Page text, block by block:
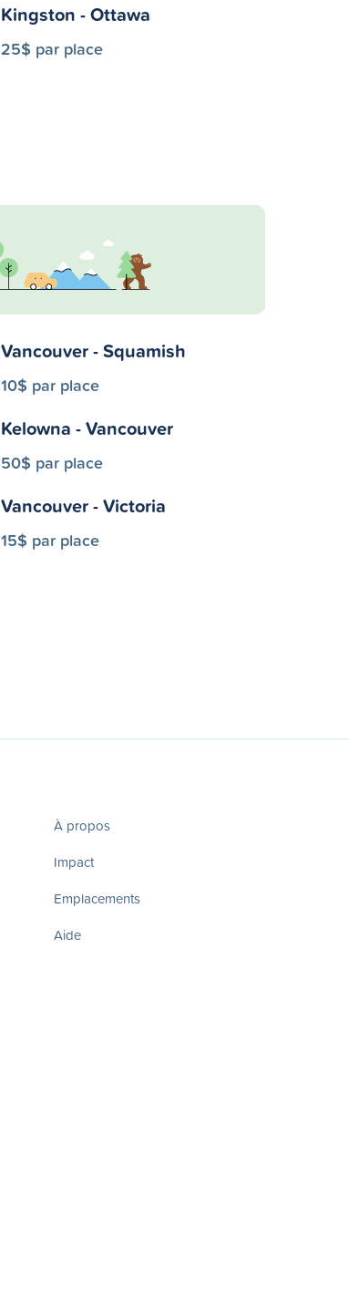
Kingston - Ottawa
25$ par place
Vancouver - Squamish
10$ par place
Kelowna - Vancouver
50$ par place
Vancouver - Victoria
15$ par place
À propos
Impact
Emplacements
Aide